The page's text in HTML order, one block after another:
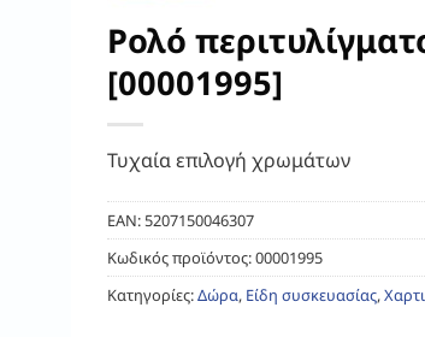
Ρολό
[00001995]
Τυχαία επιλογή χρωμάτων
EAN:5207150046307
Κωδικός προϊόντος:00001995
Κατηγορίες:Δώρα, Είδη συσκευασίας,